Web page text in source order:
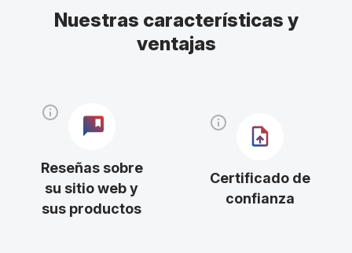
Nuestras características y
ventajas
Reseñas sobre
su sitio web y
sus productos
Certificado de
confianza